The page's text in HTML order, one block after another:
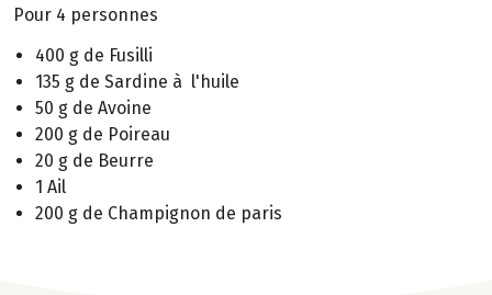
Pour 4 personnes
400 g de Fusilli
135 g de Sardine à l'huile
50 g de Avoine
200 g de Poireau
20 g de Beurre
1 Ail
200 g de Champignon de paris